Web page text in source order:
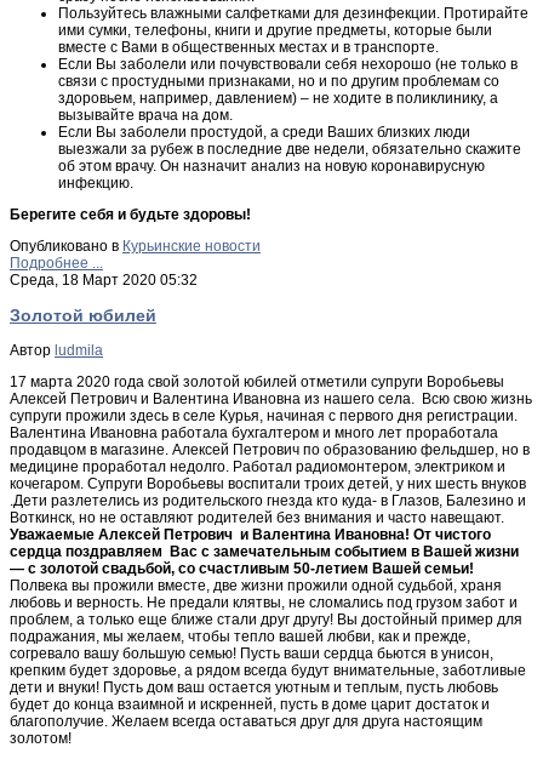
Пользуйтесь влажными салфетками для дезинфекции. Протирайте
ими сумки, телефоны, книги и другие предметы, которые были
вместе с Вами в общественных местах и в транспорте.
Если Вы заболели или почувствовали себя нехорошо (не только в
связи с простудными признаками, но и по другим проблемам со
здоровьем, например, давлением) – не ходите в поликлинику, а
вызывайте врача на дом.
Если Вы заболели простудой, а среди Ваших близких люди
выезжали за рубеж в последние две недели, обязательно скажите
об этом врачу. Он назначит анализ на новую коронавирусную
инфекцию.
Берегите себя и будьте здоровы!
Опубликовано в Курьинские новости
Подробнее ...
Среда, 18 Март 2020 05:32
Золотой юбилей
Автор ludmila
17 марта 2020 года свой золотой юбилей отметили супруги Воробьевы
Алексей Петрович и Валентина Ивановна из нашего села. Всю свою жизнь
супруги прожили здесь в селе Курья, начиная с первого дня регистрации.
Валентина Ивановна работала бухгалтером и много лет проработала
продавцом в магазине. Алексей Петрович по образованию фельдшер, но в
медицине проработал недолго. Работал радиомонтером, электриком и
кочегаром. Супруги Воробьевы воспитали троих детей, у них шесть внуков
.Дети разлетелись из родительского гнезда кто куда- в Глазов, Балезино и
Воткинск, но не оставляют родителей без внимания и часто навещают.
Уважаемые Алексей Петрович и Валентина Ивановна! От чистого
сердца поздравляем Вас с замечательным событием в Вашей жизни
— с золотой свадьбой, со счастливым 50-летием Вашей семьи!
Полвека вы прожили вместе, две жизни прожили одной судьбой, храня
любовь и верность. Не предали клятвы, не сломались под грузом забот и
проблем, а только еще ближе стали друг другу! Вы достойный пример для
подражания, мы желаем, чтобы тепло вашей любви, как и прежде,
согревало вашу большую семью! Пусть ваши сердца бьются в унисон,
крепким будет здоровье, а рядом всегда будут внимательные, заботливые
дети и внуки! Пусть дом ваш остается уютным и теплым, пусть любовь
будет до конца взаимной и искренней, пусть в доме царит достаток и
благополучие. Желаем всегда оставаться друг для друга настоящим
золотом!